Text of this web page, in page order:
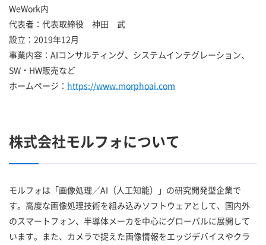
WeWork内
代表者：代表取締役 神田 武
設立：2019年12月
事業内容：AIコンサルティング、システムインテグレーション、
SW・HW販売など
ホームページ： https://www.morphoai.com
株式会社モルフォについて
モルフォは「画像処理／AI（人工知能）」の研究開発型企業で
す。高度な画像処理技術を組み込みソフトウェアとして、国内外
のスマートフォン、半導体メーカを中心にグローバルに展開して
います。また、カメラで捉えた画像情報をエッジデバイスやクラ